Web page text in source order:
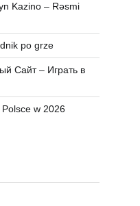
Kazino – Rəsmi
po grze
Сайт – Играть в
w 2026